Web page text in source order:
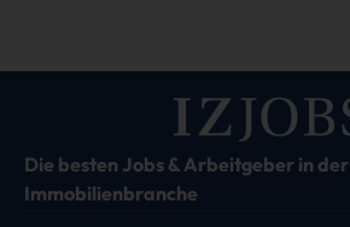
Die besten Jobs & Arbeitgeber in der
Immobilienbranche